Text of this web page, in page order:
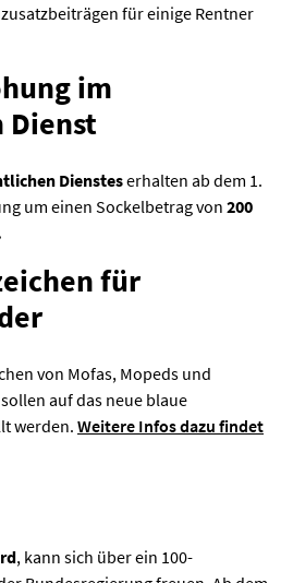
für einige Rentner
im
Dienst
Diensteserhalten ab dem 1.
um einen Sockelbetrag von 200
für
von Mofas, Mopeds und
auf das neue blaue
werden. Weitere Infos dazu findet
, kann sich über ein 100-